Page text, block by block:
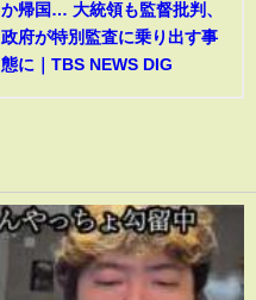
か帰国… 大統領も監督批判、
政府が特別監査に乗り出す事
態に｜TBS NEWS DIG